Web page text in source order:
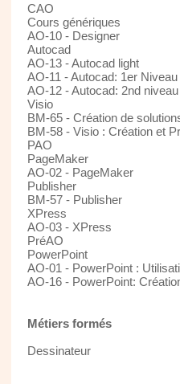
CAO
Cours génériques
AO-10 - Designer
Autocad
AO-13 - Autocad light
AO-11 - Autocad: 1er Niveau
AO-12 - Autocad: 2nd niveau
Visio
BM-65 - Création de
BM-58 - Visio : Création et
PAO
PageMaker
AO-02 - PageMaker
Publisher
BM-57 - Publisher
XPress
AO-03 - XPress
PréAO
PowerPoint
AO-01 - PowerPoint :
AO-16 - PowerPoint:
Métiers formés
Dessinateur